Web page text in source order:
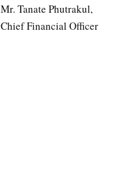
Mr. Tanate Phutrakul,
Chief Financial Officer